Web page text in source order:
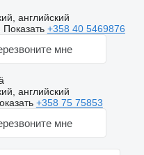
английский
Показать +358 40 5469876
мне
английский
+358 75 75853
мне